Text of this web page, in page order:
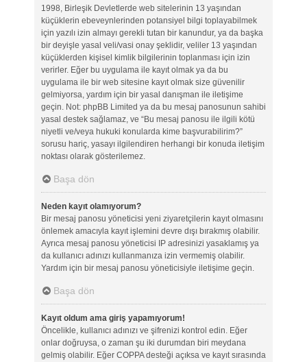
1998, Birleşik Devletlerde web sitelerinin 13 yaşından
küçüklerin ebeveynlerinden potansiyel bilgi toplayabilmek
için yazılı izin almayı gerekli tutan bir kanundur, ya da başka
bir deyişle yasal veli/vasi onay şeklidir, veliler 13 yaşından
küçüklerden kişisel kimlik bilgilerinin toplanması için izin
verirler. Eğer bu uygulama ile kayıt olmak ya da bu
uygulama ile bir web sitesine kayıt olmak size güvenilir
gelmiyorsa, yardım için bir yasal danışman ile iletişime
geçin. Not: phpBB Limited ya da bu mesaj panosunun sahibi
yasal destek sağlamaz, ve “Bu mesaj panosu ile ilgili kötü
niyetli ve/veya hukuki konularda kime başvurabilirim?”
sorusu hariç, yasayı ilgilendiren herhangi bir konuda iletişim
noktası olarak gösterilemez.
Başa dön
Neden kayıt olamıyorum?
Bir mesaj panosu yöneticisi yeni ziyaretçilerin kayıt olmasını
önlemek amacıyla kayıt işlemini devre dışı bırakmış olabilir.
Ayrıca mesaj panosu yöneticisi IP adresinizi yasaklamış ya
da kullanıcı adınızı kullanmanıza izin vermemiş olabilir.
Yardım için bir mesaj panosu yöneticisiyle iletişime geçin.
Başa dön
Kayıt oldum ama giriş yapamıyorum!
Öncelikle, kullanıcı adınızı ve şifrenizi kontrol edin. Eğer
onlar doğruysa, o zaman şu iki durumdan biri meydana
gelmiş olabilir. Eğer COPPA desteği açıksa ve kayıt sırasında